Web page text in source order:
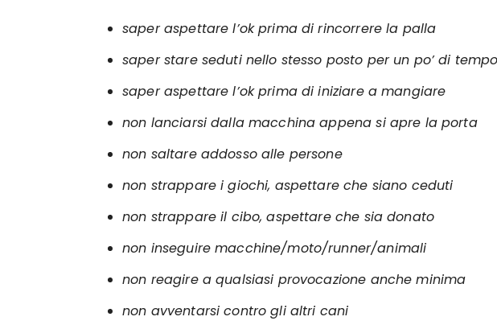
saper aspettare l’ok prima di rincorrere la palla
saper stare seduti nello stesso posto per un po’ di tempo
saper aspettare l’ok prima di iniziare a mangiare
non lanciarsi dalla macchina appena si apre la porta
non saltare addosso alle persone
non strappare i giochi, aspettare che siano ceduti
non strappare il cibo, aspettare che sia donato
non inseguire macchine/moto/runner/animali
non reagire a qualsiasi provocazione anche minima
non avventarsi contro gli altri cani